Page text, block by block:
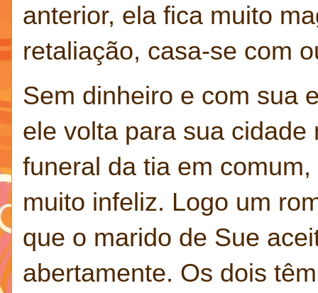
anterior, ela fica muito
retaliação, casa-se com
Sem dinheiro e com sua
ele volta para sua
funeral da tia em
muito infeliz. Logo um
que o marido de Sue
abertamente. Os dois